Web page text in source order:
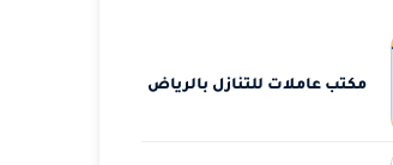
مكتب عاملات للتنازل بالرياض